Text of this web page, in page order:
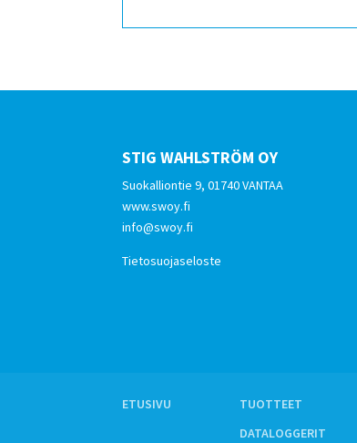
STIG WAHLSTRÖM OY
Suokalliontie 9, 01740 VANTAA
www.swoy.fi
info@swoy.fi
Tietosuojaseloste
ETUSIVU
TUOTTEET
DATALOGGERIT